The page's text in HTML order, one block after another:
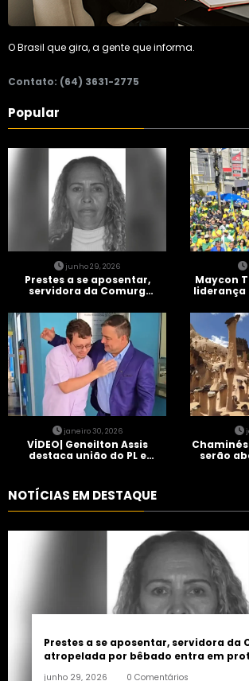
O Brasil que gira, a gente que informa.
Contato: (64) 3631-2775
Popular
junho 29, 2026
Prestes a se aposentar,
servidora da Comurg
entra em protocolo de
morte encefálica
Maycon
liderança
janeiro 30, 2026
VÍDEO| Geneilton Assis
destaca união do PL e
serão
NOTÍCIAS EM DESTAQUE
Prestes a se aposentar, servidora da
atropelada por bêbado entra em
junho 29, 2026 0 Comentários